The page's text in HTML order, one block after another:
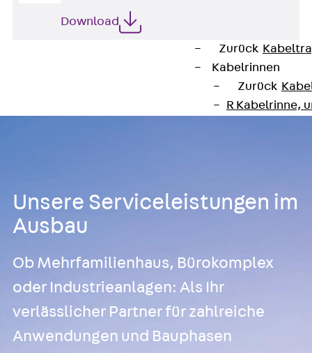
Zurück
Kabelrinnen
Zurück
R Kabelrinne,
RGL
RIS
Kabelrinnen-
Kabelrinnen-
Gitterbahnen
Download
Unsere Serviceleistungen im
Ausbau
Ob Mehrfamilienhaus, Bürokomplex
oder Industrieanlagen: Als Ihr
verlässlicher Partner für zahlreiche
Anwendungen und Bauphasen